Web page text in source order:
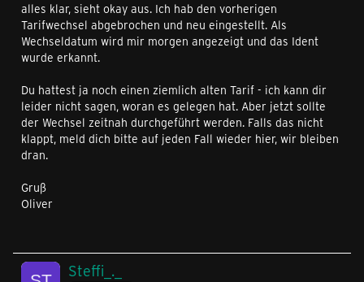
alles klar, sieht okay aus. Ich hab den vorherigen
Tarifwechsel abgebrochen und neu eingestellt. Als
Wechseldatum wird mir morgen angezeigt und das Ident
wurde erkannt.
Du hattest ja noch einen ziemlich alten Tarif - ich kann dir
leider nicht sagen, woran es gelegen hat. Aber jetzt sollte
der Wechsel zeitnah durchgeführt werden. Falls das nicht
klappt, meld dich bitte auf jeden Fall wieder hier, wir bleiben
dran.
Gruß
Oliver
Steffi_._